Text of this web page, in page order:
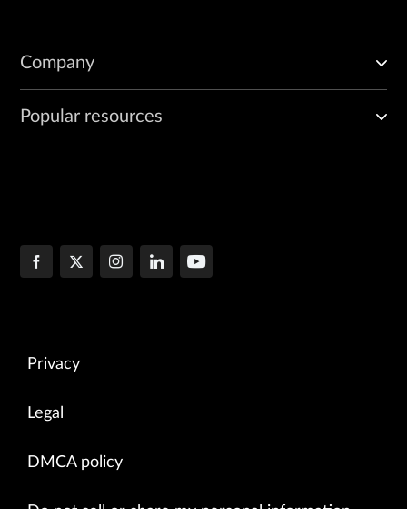
Company
Popular resources
Privacy
Legal
DMCA policy